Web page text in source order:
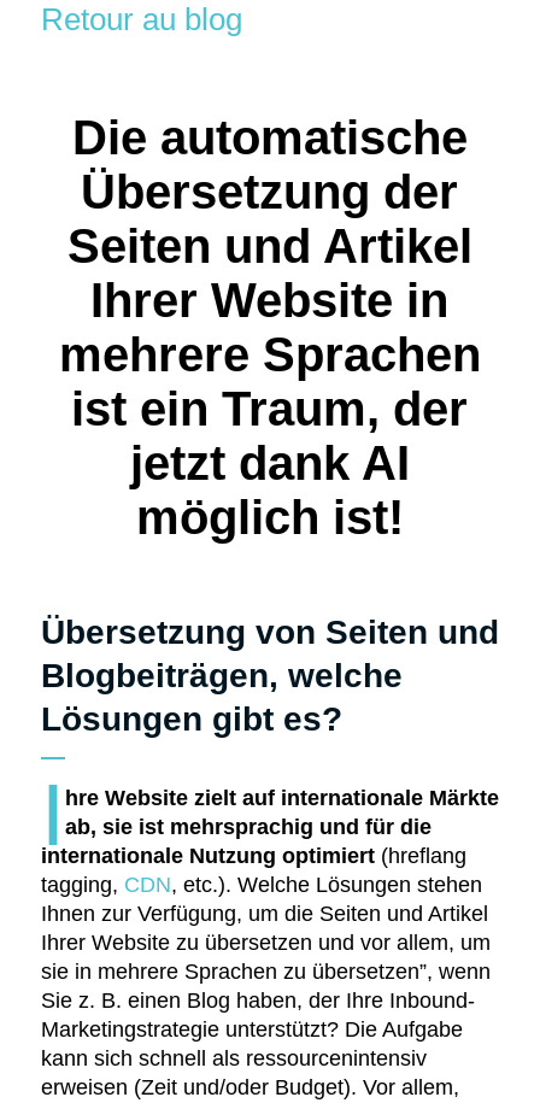
Retour au blog
Die automatische
Übersetzung der
Seiten und Artikel
Ihrer Website in
mehrere Sprachen
ist ein Traum, der
jetzt dank AI
möglich ist!
Übersetzung von Seiten und
Blogbeiträgen, welche
Lösungen gibt es?
I hre Website zielt auf internationale Märkte
ab, sie ist mehrsprachig und für die
internationale Nutzung optimiert(hreflang
tagging, CDN, etc.). Welche Lösungen stehen
Ihnen zur Verfügung, um die Seiten und Artikel
Ihrer Website zu übersetzen und vor allem, um
sie in mehrere Sprachen zu übersetzen”, wenn
Sie z. B. einen Blog haben, der Ihre Inbound-
Marketingstrategie unterstützt? Die Aufgabe
kann sich schnell als ressourcenintensiv
erweisen (Zeit und/oder Budget). Vor allem,